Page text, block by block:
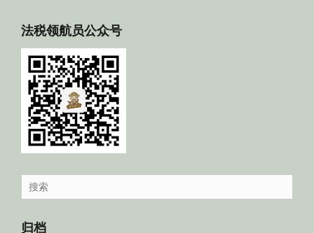
法税领航员公众号
Search
for:
归档